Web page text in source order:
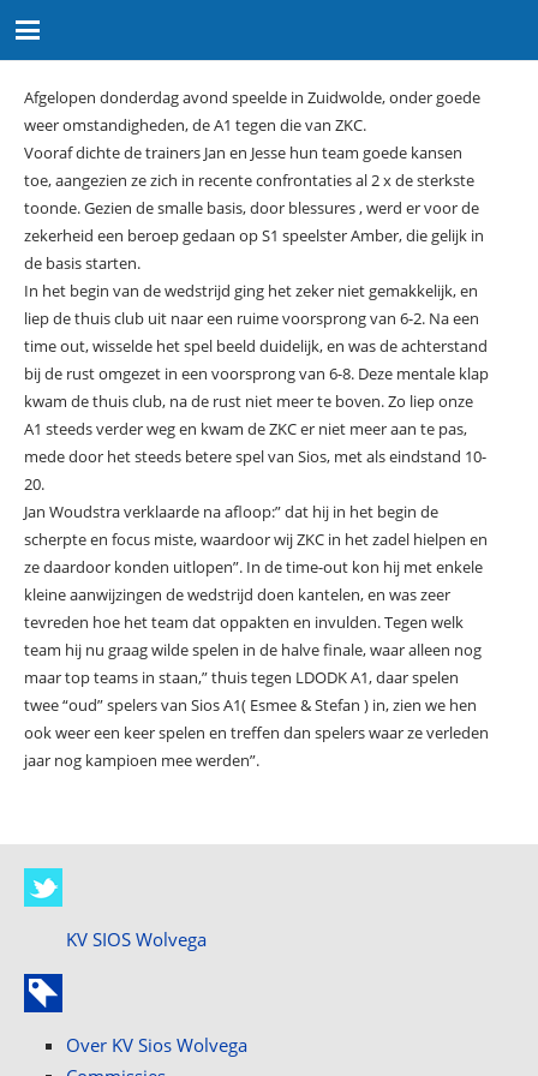
Afgelopen donderdag avond speelde in Zuidwolde, onder goede
weer omstandigheden, de A1 tegen die van ZKC.
Vooraf dichte de trainers Jan en Jesse hun team goede kansen
toe, aangezien ze zich in recente confrontaties al 2 x de sterkste
toonde. Gezien de smalle basis, door blessures , werd er voor de
zekerheid een beroep gedaan op S1 speelster Amber, die gelijk in
de basis starten.
In het begin van de wedstrijd ging het zeker niet gemakkelijk, en
liep de thuis club uit naar een ruime voorsprong van 6-2. Na een
time out, wisselde het spel beeld duidelijk, en was de achterstand
bij de rust omgezet in een voorsprong van 6-8. Deze mentale klap
kwam de thuis club, na de rust niet meer te boven. Zo liep onze
A1 steeds verder weg en kwam de ZKC er niet meer aan te pas,
mede door het steeds betere spel van Sios, met als eindstand 10-
20.
Jan Woudstra verklaarde na afloop:” dat hij in het begin de
scherpte en focus miste, waardoor wij ZKC in het zadel hielpen en
ze daardoor konden uitlopen”. In de time-out kon hij met enkele
kleine aanwijzingen de wedstrijd doen kantelen, en was zeer
tevreden hoe het team dat oppakten en invulden. Tegen welk
team hij nu graag wilde spelen in de halve finale, waar alleen nog
maar top teams in staan,” thuis tegen LDODK A1, daar spelen
twee “oud” spelers van Sios A1( Esmee & Stefan ) in, zien we hen
ook weer een keer spelen en treffen dan spelers waar ze verleden
jaar nog kampioen mee werden”.
KV SIOS Wolvega
Over KV Sios Wolvega